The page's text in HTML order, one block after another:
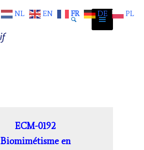
ECM-0192
Biomimétisme en
NL EN FR DE PL